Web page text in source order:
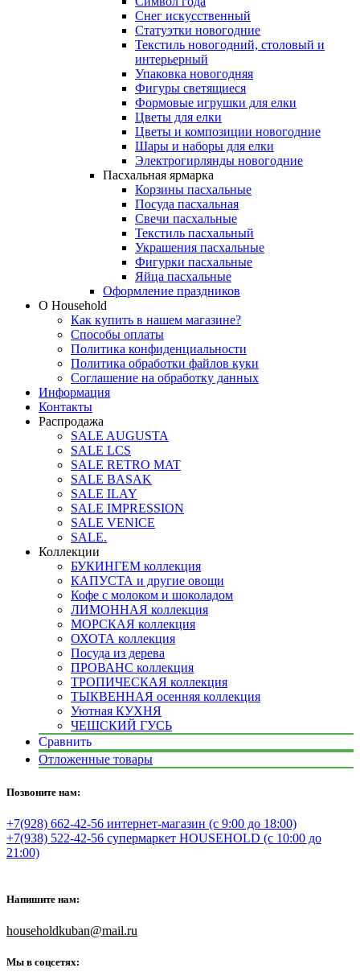
Снег искусственный
Статуэтки новогодние
Текстиль новогодний, столовый и
интерьерный
Упаковка новогодняя
Фигуры светящиеся
Формовые игрушки для елки
Цветы для елки
Цветы и композиции новогодние
Шары и наборы для елки
Электрогирлянды новогодние
Пасхальная ярмарка
Корзины пасхальные
Посуда пасхальная
Свечи пасхальные
Текстиль пасхальный
Украшения пасхальные
Фигурки пасхальные
Яйца пасхальные
Оформление праздников
О Household
Как купить в нашем магазине?
Способы оплаты
Политика конфиденциальности
Политика обработки файлов куки
Соглашение на обработку данных
Информация
Контакты
Распродажа
SALE AUGUSTA
SALE LCS
SALE RETRO MAT
SALE BASAK
SALE ILAY
SALE IMPRESSION
SALE VENICE
SALE.
Коллекции
БУКИНГЕМ коллекция
КАПУСТА и другие овощи
Кофе с молоком и шоколадом
ЛИМОННАЯ коллекция
МОРСКАЯ коллекция
ОХОТА коллекция
Посуда из дерева
ПРОВАНС коллекция
ТРОПИЧЕСКАЯ коллекция
ТЫКВЕННАЯ осенняя коллекция
Уютная КУХНЯ
ЧЕШСКИЙ ГУСЬ
Сравнить
Отложенные товары
Позвоните нам:
+7(928) 662-42-56 интернет-магазин (с 9:00 до 18:00)
+7(938) 522-42-56 супермаркет HOUSEHOLD (с 10:00 до
21:00)
Напишите нам:
householdkuban@mail.ru
Мы в соцсетях: